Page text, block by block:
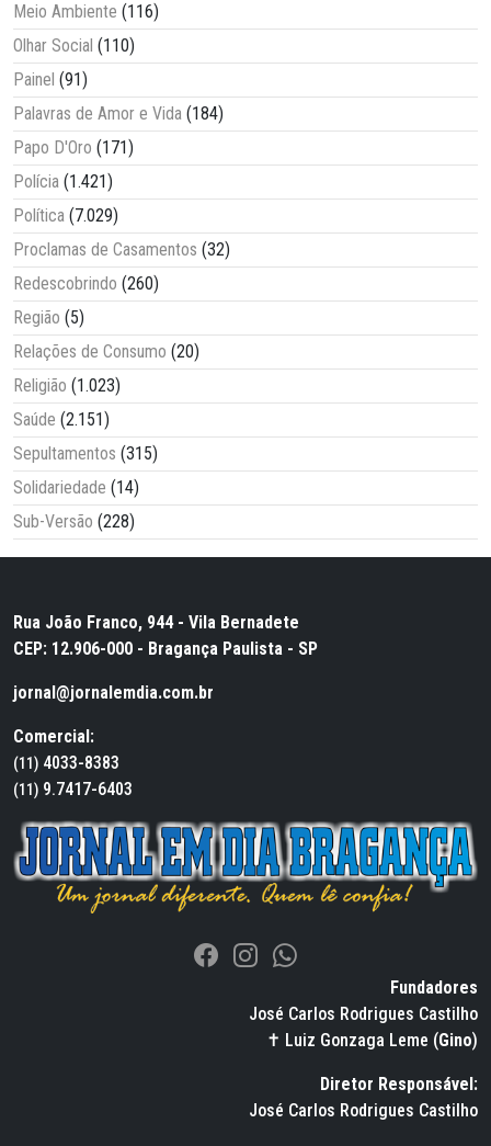
Meio Ambiente (116)
Olhar Social (110)
Painel (91)
Palavras de Amor e Vida (184)
Papo D'Oro (171)
Polícia (1.421)
Política (7.029)
Proclamas de Casamentos (32)
Redescobrindo (260)
Região (5)
Relações de Consumo (20)
Religião (1.023)
Saúde (2.151)
Sepultamentos (315)
Solidariedade (14)
Sub-Versão (228)
Rua João Franco, 944 - Vila Bernadete
CEP: 12.906-000 - Bragança Paulista - SP
jornal@jornalemdia.com.br
Comercial:
(11) 4033-8383
(11) 9.7417-6403
Fundadores
José Carlos Rodrigues Castilho
✝ Luiz Gonzaga Leme (Gino)
Diretor Responsável:
José Carlos Rodrigues Castilho